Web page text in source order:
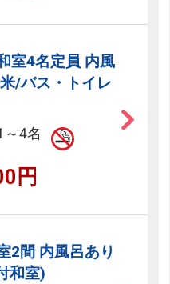
室4名定員 内風
/バス・トイレ
～4名
円
2間 内風呂あり
和室)